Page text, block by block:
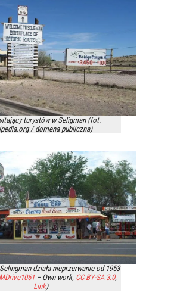
turystów w Seligman (fot.
/ domena publiczna)
działa nieprzerwanie od 1953
– Own work, CC BY-SA 3.0,
Link)